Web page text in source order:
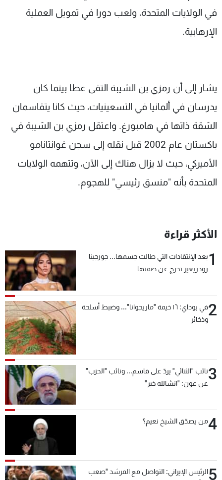
في الولايات المتحدة، ولعب دورا في تمويل العملية
الإرهابية.
يشار إلى أن رمزي بن الشيبة التقى عطا بينما كان
يدرسان في ألمانيا في التسعينيات، حيث كانا يتقاسمان
الشقة ذاتها في هامبورغ. واعتقل رمزي بن الشيبة في
باكستان عام 2002 قبل نقله إلى سجن غوانتانامو
الأميركي، حيث لا يزال هناك إلى الآن، وتتهمه الولايات
المتحدة بأنه "منسق رئيسي" للهجوم.
الأكثر قراءة
1بعد الإنتقادات التي طالت جسمها... جورجينا
رودريغيز تخرج عن صمتها
2
في بوداي: ١٦ خيمة "ماريجوانا"... وضبط أسلحة
وذخائر
3نائب "الثنائي" يردّ على قاسم... ونائب "الحزب"
عن عون: "انشالله خير"
4من يصدّق الشيخ نعيم؟
5الرئيس الإيراني: التواصل مع المرشد "صعب